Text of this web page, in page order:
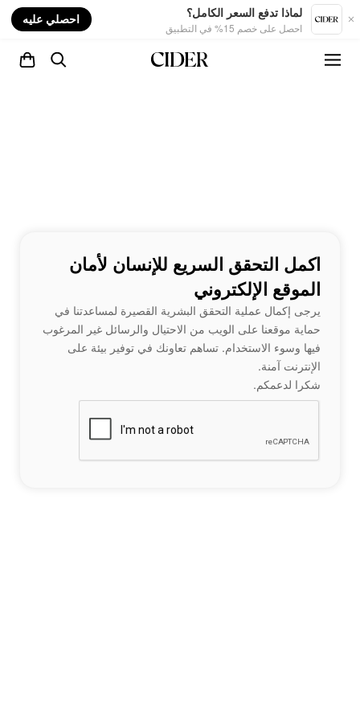
لماذا تدفع السعر الكامل؟
احصل على خصم 15% في التطبيق
احصلي عليه
اكمل التحقق السريع للإنسان لأمان
الموقع الإلكتروني
يرجى إكمال عملية التحقق البشرية القصيرة لمساعدتنا في
حماية موقعنا على الويب من الاحتيال والرسائل غير المرغوب
فيها وسوء الاستخدام. تساهم تعاونك في توفير بيئة على
الإنترنت آمنة.
شكرا لدعمكم.